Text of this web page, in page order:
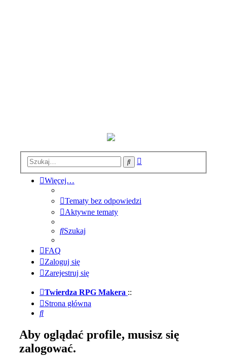
Szukaj
Więcej…
Tematy bez odpowiedzi
Aktywne tematy
Szukaj
FAQ
Zaloguj się
Zarejestruj się
Twierdza RPG Makera ::
Strona główna
Szukaj
Aby oglądać profile, musisz się
zalogować.